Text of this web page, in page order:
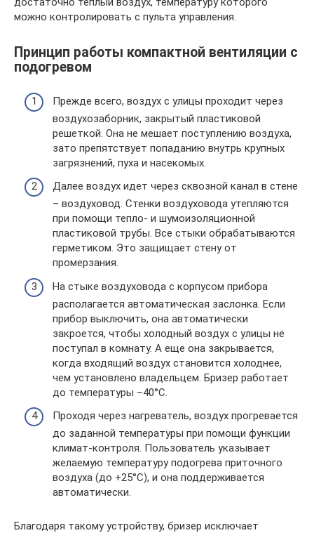
можно контролировать с пульта управления.
Принцип работы компактной вентиляции с
подогревом
Прежде всего, воздух с улицы проходит через
воздухозаборник, закрытый пластиковой
решеткой. Она не мешает поступлению воздуха,
зато препятствует попаданию внутрь крупных
загрязнений, пуха и насекомых.
Далее воздух идет через сквозной канал в стене
– воздуховод. Стенки воздуховода утепляются
при помощи тепло- и шумоизоляционной
пластиковой трубы. Все стыки обрабатываются
герметиком. Это защищает стену от
промерзания.
На стыке воздуховода с корпусом прибора
располагается автоматическая заслонка. Если
прибор выключить, она автоматически
закроется, чтобы холодный воздух с улицы не
поступал в комнату. А еще она закрывается,
когда входящий воздух становится холоднее,
чем установлено владельцем. Бризер работает
до температуры –40°С.
Проходя через нагреватель, воздух прогревается
до заданной температуры при помощи функции
климат-контроля. Пользователь указывает
желаемую температуру подогрева приточного
воздуха (до +25°С), и она поддерживается
автоматически.
Благодаря такому устройству, бризер исключает